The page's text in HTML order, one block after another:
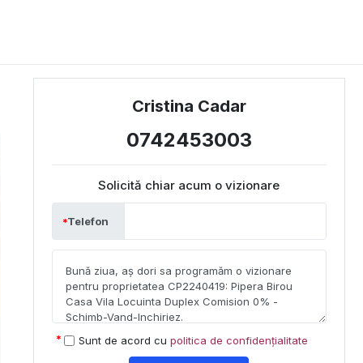
Cristina Cadar
0742453003
Solicită chiar acum o vizionare
Telefon
Sunt de acord cu politica de confidențialitate